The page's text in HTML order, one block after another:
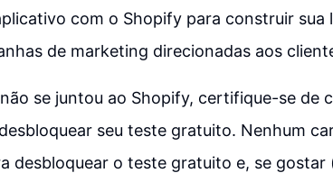
com o Shopify para construir sua
de marketing direcionadas aos
se juntou ao Shopify, certifique-se de
seu teste gratuito. Nenhum
desbloquear o teste gratuito e, se